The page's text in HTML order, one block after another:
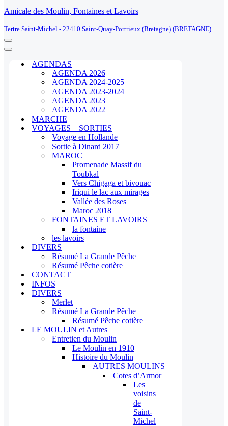
Amicale des Moulin, Fontaines et Lavoirs
Tertre Saint-Michel - 22410 Saint-Quay-Portrieux (Bretagne) (BRETAGNE)
Menu
de
Menu
navigationAGENDAS
AGENDA 2026
AGENDA 2024-2025
AGENDA 2023-2024
AGENDA 2023
AGENDA 2022
MARCHE
VOYAGES – SORTIES
Voyage en Hollande
Sortie à Dinard 2017
MAROC
Promenade Massif du
Toubkal
Vers Chigaga et bivouac
Iriqui le lac aux mirages
Vallée des Roses
Maroc 2018
FONTAINES ET LAVOIRS
la fontaine
les lavoirs
DIVERS
Résumé La Grande Pêche
Résumé Pêche cotière
CONTACT
INFOS
DIVERS
Merlet
Résumé La Grande Pêche
Résumé Pêche cotière
LE MOULIN et Autres
Entretien du Moulin
Le Moulin en 1910
Histoire du Moulin
AUTRES MOULINS
Cotes d’Armor
Les
voisins
de
Saint-
Michel